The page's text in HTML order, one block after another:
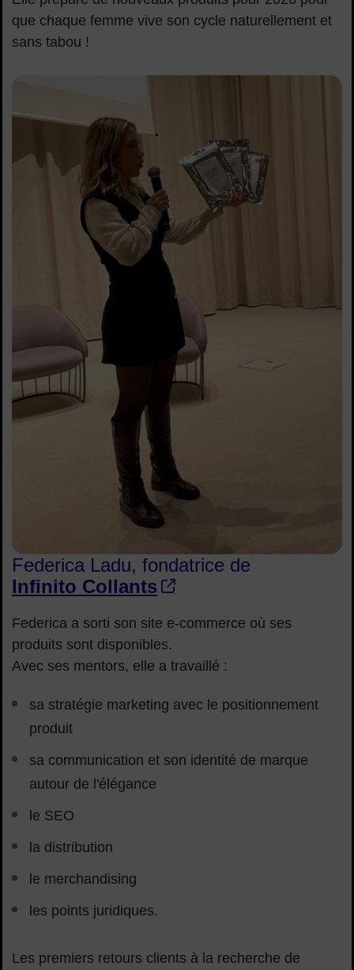
que chaque femme vive son cycle naturellement et
sans tabou !
Federica Ladu, fondatrice de
Infinito Collants
Federica a sorti son site e-commerce où ses
produits sont disponibles.
Avec ses mentors, elle a travaillé :
sa stratégie marketing avec le positionnement
produit
sa communication et son identité de marque
autour de l'élégance
le SEO
la distribution
le merchandising
les points juridiques.
Les premiers retours clients à la recherche de